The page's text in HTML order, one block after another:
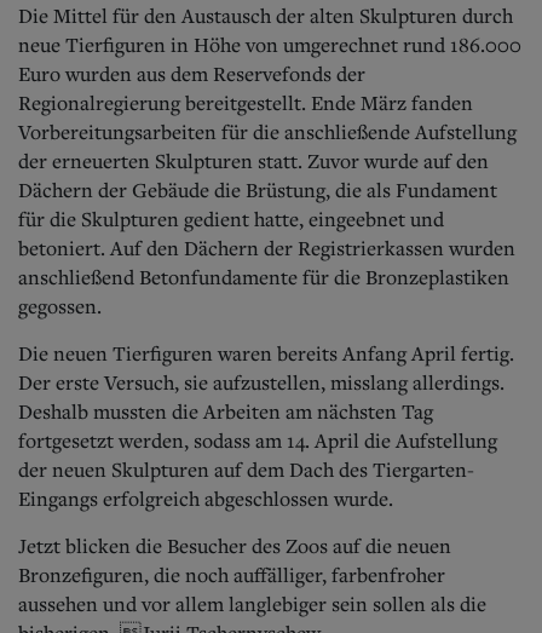
Die Mittel für den Austausch der alten Skulpturen durch
neue Tierfiguren in Höhe von umgerechnet rund 186.000
Euro wurden aus dem Reservefonds der
Regionalregierung bereitgestellt. Ende März fanden
Vorbereitungsarbeiten für die anschließende Aufstellung
der erneuerten Skulpturen statt. Zuvor wurde auf den
Dächern der Gebäude die Brüstung, die als Fundament
für die Skulpturen gedient hatte, eingeebnet und
betoniert. Auf den Dächern der Registrierkassen wurden
anschließend Betonfundamente für die Bronzeplastiken
gegossen.
Die neuen Tierfiguren waren bereits Anfang April fertig.
Der erste Versuch, sie aufzustellen, misslang allerdings.
Deshalb mussten die Arbeiten am nächsten Tag
fortgesetzt werden, sodass am 14. April die Aufstellung
der neuen Skulpturen auf dem Dach des Tiergarten-
Eingangs erfolgreich abgeschlossen wurde.
Jetzt blicken die Besucher des Zoos auf die neuen
Bronzefiguren, die noch auffälliger, farbenfroher
aussehen und vor allem langlebiger sein sollen als die